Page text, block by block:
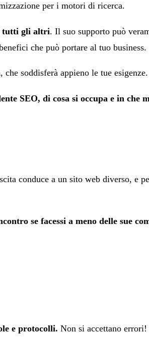
per i motori di ricerca.
tutti gli altri. Il suo supporto può
che può portare al tuo business.
, che soddisferà appieno le tue esigenze.
SEO, di cosa si occupa e in che
conduce a un sito web diverso, e
se facessi a meno delle sue
e protocolli. Non si accettano errori!